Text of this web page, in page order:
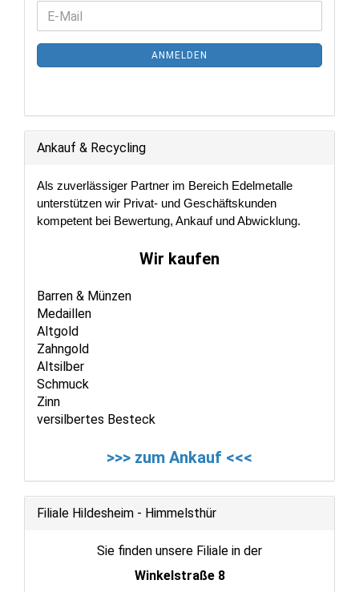
WEITER
ZUR
NEWSLETTER-
ANMELDUNG
E-
Mail
ANMELDEN
Ankauf & Recycling
Als zuverlässiger Partner im Bereich Edelmetalle
unterstützen wir Privat- und Geschäftskunden
kompetent bei Bewertung, Ankauf und Abwicklung.
Wir kaufen
Barren & Münzen
Medaillen
Altgold
Zahngold
Altsilber
Schmuck
Zinn
versilbertes Besteck
>>> zum Ankauf <<<
Filiale Hildesheim - Himmelsthür
Sie finden unsere Filiale in der
Winkelstraße 8